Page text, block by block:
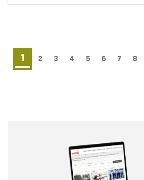
Paginación
Página
actual
1 Page
2 Page
3 Page
4 Page
5 Page
6 Page
7 Page
8
Correo electrónico